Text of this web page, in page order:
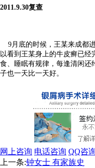
2011.9.30复查
9月底的时候，王某来成都
以看到王某身上的牛皮癣已
食、睡眠有规律，每逢清闲还
子也一天比一天好。
网上咨询 电话咨询 QQ咨
上一条:钟女士 有家族史